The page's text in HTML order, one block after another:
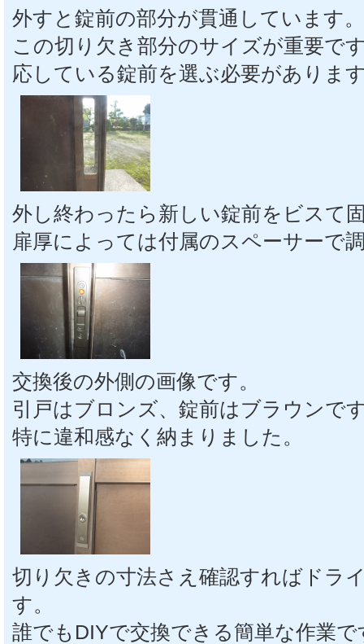
外すと錠前の部分が貫通しています。
この切り欠き部分のサイズが重要で
応している錠前を選ぶ必要がありま
外し終わったら新しい錠前をビスて
扉厚によっては付属のスペーサーで
交換後の外側の画像です。
引戸はブロンズ、錠前はブラウンで
特に違和感なく納まりました。
切り欠きの寸法さえ確認すればドラ
す。
誰でもDIYで交換できる簡単な作業で